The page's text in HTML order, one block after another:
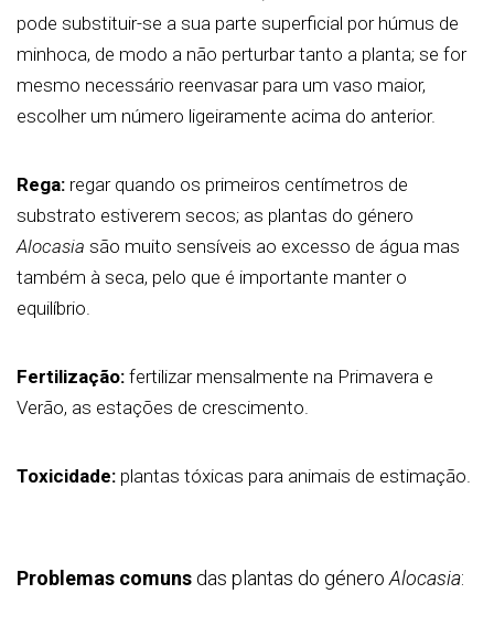
pode substituir-se a sua parte superficial por húmus de
minhoca, de modo a não perturbar tanto a planta; se for
mesmo necessário reenvasar para um vaso maior,
escolher um número ligeiramente acima do anterior.
Rega: regar quando os primeiros centímetros de
substrato estiverem secos; as plantas do género
Alocasia são muito sensíveis ao excesso de água mas
também à seca, pelo que é importante manter o
equilíbrio.
Fertilização: fertilizar mensalmente na Primavera e
Verão, as estações de crescimento.
Toxicidade: plantas tóxicas para animais de estimação.
Problemas comuns das plantas do géneroAlocasia: